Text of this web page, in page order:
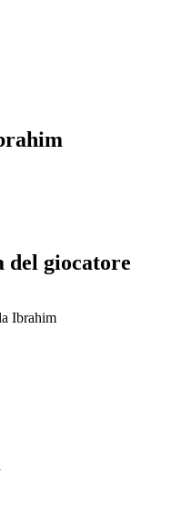
del giocatore
Ibrahim